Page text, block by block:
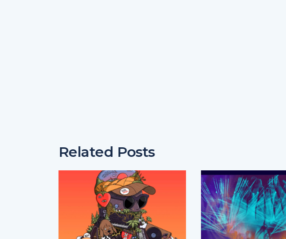
Related Posts